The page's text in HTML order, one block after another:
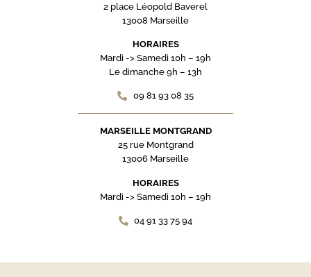
2 place Léopold Baverel
13008 Marseille
HORAIRES
Mardi -> Samedi 10h – 19h
Le dimanche 9h – 13h
09 81 93 08 35
MARSEILLE MONTGRAND
25 rue Montgrand
13006 Marseille
HORAIRES
Mardi -> Samedi 10h – 19h
04 91 33 75 94